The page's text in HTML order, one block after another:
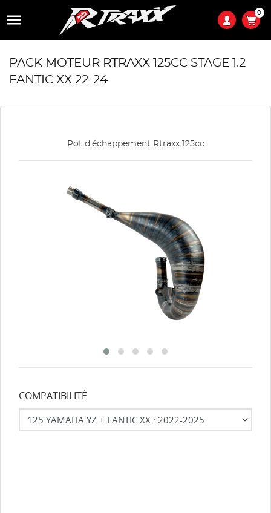
 0
PACK MOTEUR RTRAXX 125CC STAGE 1.2
FANTIC XX 22-24
Pot d'échappement Rtraxx 125cc
COMPATIBILITÉ